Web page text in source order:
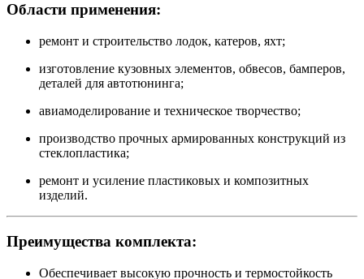
Области применения:
ремонт и строительство лодок, катеров, яхт;
изготовление кузовных элементов, обвесов, бамперов,
деталей для автотюнинга;
авиамоделирование и техническое творчество;
производство прочных армированных конструкций из
стеклопластика;
ремонт и усиление пластиковых и композитных
изделий.
Преимущества комплекта:
Обеспечивает высокую прочность и термостойкость